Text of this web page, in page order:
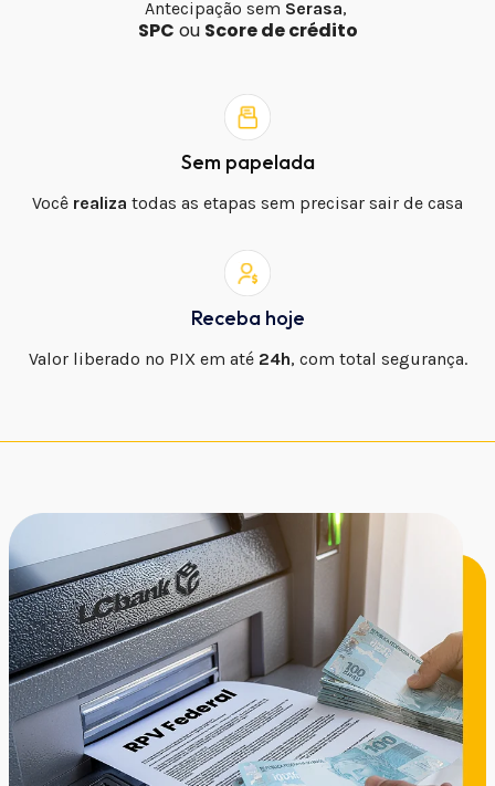
Antecipação sem Serasa,
SPC ou Score de crédito
Sem papelada
Você realiza todas as etapas sem precisar sair de casa
Receba hoje
Valor liberado no PIX em até 24h, com total segurança.